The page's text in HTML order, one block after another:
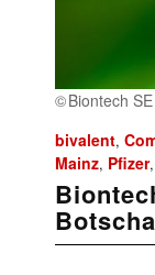
Biontech SE
bivalent,
Mainz, Pfizer,